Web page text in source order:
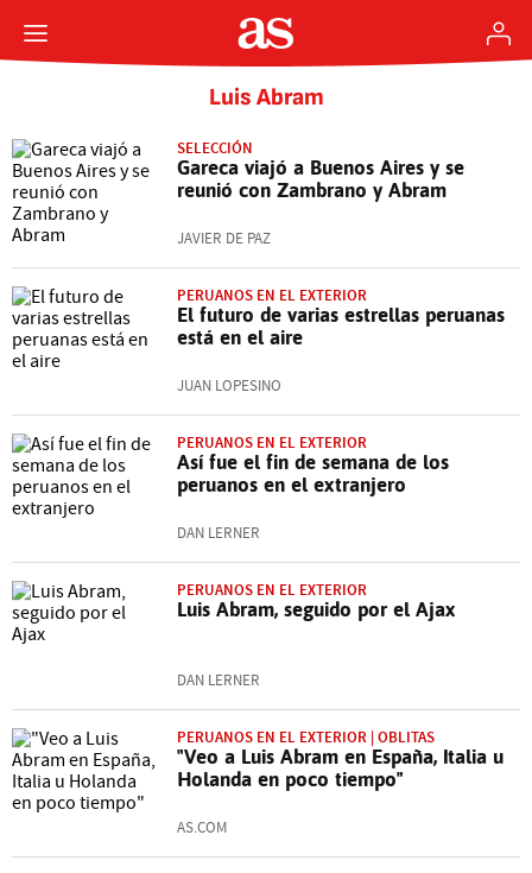
Luis Abram
SELECCIÓN
Gareca viajó a Buenos Aires y se
reunió con Zambrano y Abram
JAVIER DE PAZ
PERUANOS EN EL EXTERIOR
El futuro de varias estrellas peruanas
está en el aire
JUAN LOPESINO
PERUANOS EN EL EXTERIOR
Así fue el fin de semana de los
peruanos en el extranjero
DAN LERNER
PERUANOS EN EL EXTERIOR
Luis Abram, seguido por el Ajax
DAN LERNER
PERUANOS EN EL EXTERIOR | OBLITAS
"Veo a Luis Abram en España, Italia u
Holanda en poco tiempo"
AS.COM